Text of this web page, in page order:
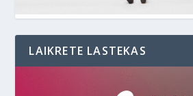
LAIKRETE LASTEKAS